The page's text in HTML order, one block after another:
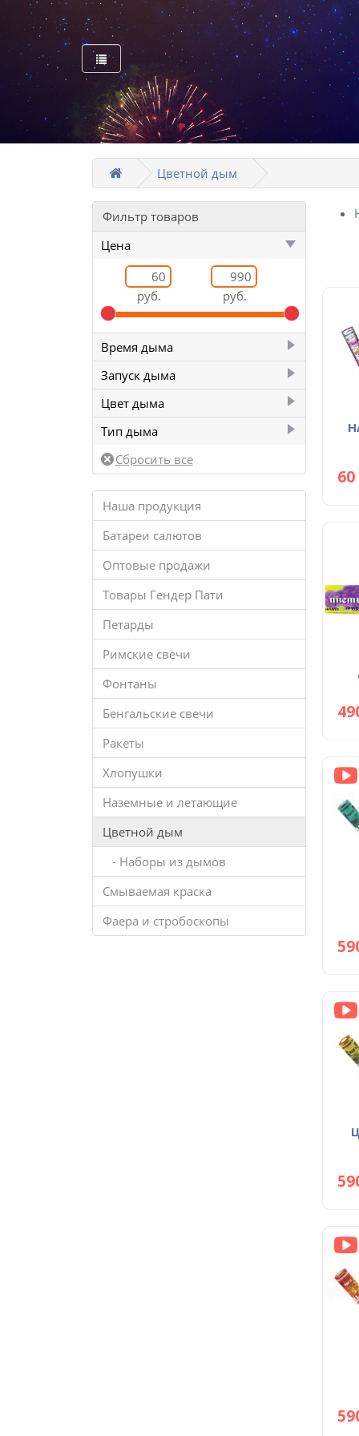
Цветной дым
Фильтр товаров
Цена
руб. руб.
Время дыма
60 сек 2
Запуск дыма
Фитиль 2
Цвет дыма
Бордовый 1
Оранжевый
Тип дыма
Ручной
Наша продукция
Батареи cалютов
Оптовые продажи
Товары Гендер Пати
Петарды
Римские свечи
Фонтаны
Бенгальские свечи
Ракеты
Хлопушки
Наземные и летающие
Цветной дым
- Наборы из дымов
Смываемая краска
Фаера и стробоскопы
НАКЛЕЙКА ОПРЕДЕЛЕНИЯ